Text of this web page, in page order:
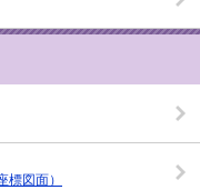
図面）